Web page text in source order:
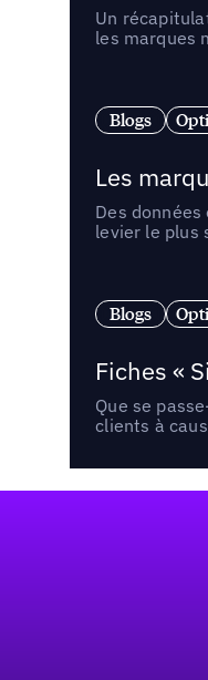
Un
les marques
Blogs
Les
Des
levier le plus
Blogs
Fiches «
Que se
clients à